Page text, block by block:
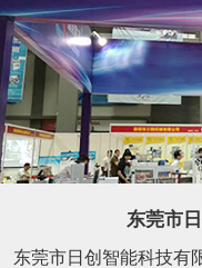
东莞市
东莞市日创智能科技有